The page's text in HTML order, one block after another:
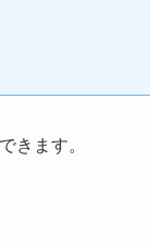
きます。